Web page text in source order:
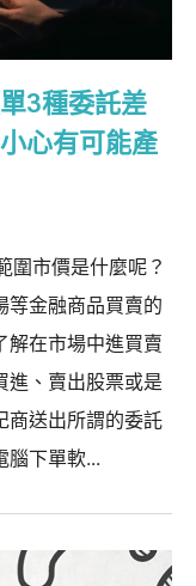
3種委託差
心有可能產
圍市價是什麼呢？
等金融商品買賣的
解在市場中進買賣
進、賣出股票或是
商送出所謂的委託
腦下單軟...